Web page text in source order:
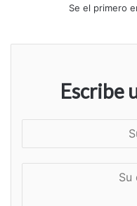
Se el primero
Escribe